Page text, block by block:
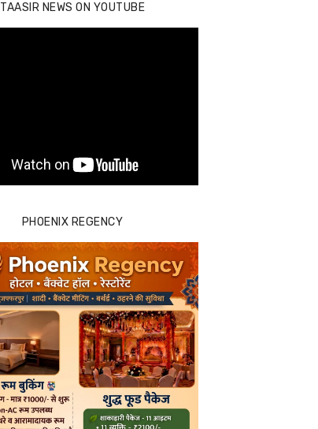
TAASIR NEWS ON YOUTUBE
PHOENIX REGENCY